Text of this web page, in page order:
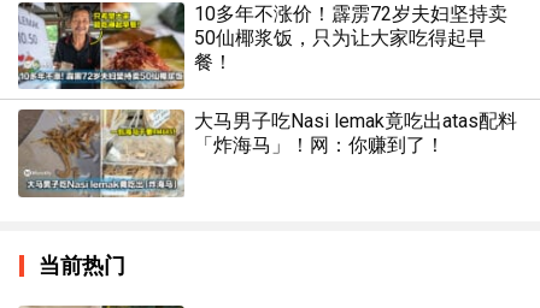
10多年不涨价！霹雳72岁夫妇坚持卖
50仙椰浆饭，只为让大家吃得起早
餐！
大马男子吃Nasi lemak竟吃出atas配料
「炸海马」！网：你赚到了！
当前热门